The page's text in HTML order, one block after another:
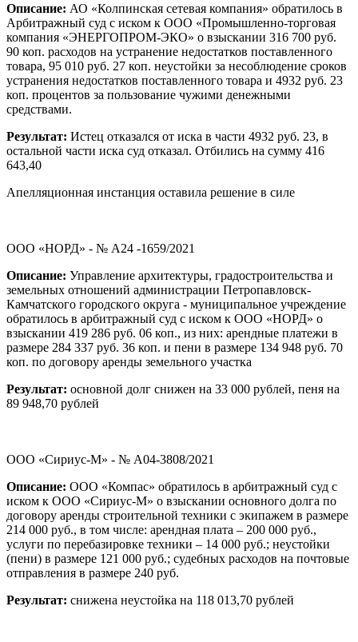
Описание: АО «Колпинская сетевая компания» обратилось в
Арбитражный суд с иском к ООО «Промышленно-торговая
компания «ЭНЕРГОПРОМ-ЭКО» о взыскании 316 700 руб.
90 коп. расходов на устранение недостатков поставленного
товара, 95 010 руб. 27 коп. неустойки за несоблюдение сроков
устранения недостатков поставленного товара и 4932 руб. 23
коп. процентов за пользование чужими денежными
средствами.
Результат: Истец отказался от иска в части 4932 руб. 23, в
остальной части иска суд отказал. Отбились на сумму 416
643,40
Апелляционная инстанция оставила решение в силе
ООО «НОРД» - № А24 -1659/2021
Описание: Управление архитектуры, градостроительства и
земельных отношений администрации Петропавловск-
Камчатского городского округа - муниципальное учреждение
обратилось в арбитражный суд с иском к ООО «НОРД» о
взыскании 419 286 руб. 06 коп., из них: арендные платежи в
размере 284 337 руб. 36 коп. и пени в размере 134 948 руб. 70
коп. по договору аренды земельного участка
Результат: основной долг снижен на 33 000 рублей, пеня на
89 948,70 рублей
ООО «Сириус-М» - № А04-3808/2021
Описание: ООО «Компас» обратилось в арбитражный суд с
иском к ООО «Сириус-М» о взыскании основного долга по
договору аренды строительной техники с экипажем в размере
214 000 руб., в том числе: арендная плата – 200 000 руб.,
услуги по перебазировке техники – 14 000 руб.; неустойки
(пени) в размере 121 000 руб.; судебных расходов на почтовые
отправления в размере 240 руб.
Результат: снижена неустойка на 118 013,70 рублей